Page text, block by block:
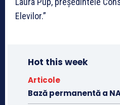
Elevilor.”
Hot this week
Articole
Bază permanentă a